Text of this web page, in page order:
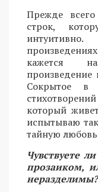
Прежде
строк,
кажется
произведение
Сокрытое
который
испытываю
тайную
Чувствуете
прозаиком,
неразделимы?